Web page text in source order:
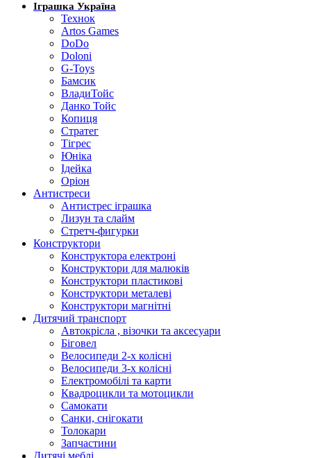
Іграшка Україна
Технок
Artos Games
DoDo
Doloni
G-Toys
Бамсик
ВладиТойс
Данко Тойс
Копиця
Стратег
Тігрес
Юніка
Ідейка
Оріон
Антистреси
Антистрес іграшка
Лизун та слайм
Стретч-фигурки
Конструктори
Конструктора електроні
Конструктори для малюків
Конструктори пластикові
Конструктори металеві
Конструктори магнітні
Дитячий транспорт
Автокрісла , візочки та аксесуари
Біговел
Велосипеди 2-х колісні
Велосипеди 3-х колісні
Електромобілі та карти
Квадроцикли та мотоцикли
Самокати
Санки, снігокати
Толокари
Запчастини
Дитячі меблі